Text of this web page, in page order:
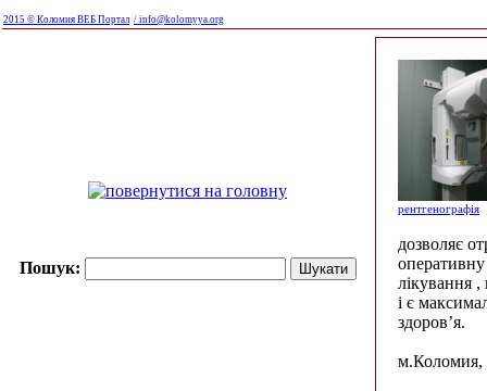
2015 © Коломия ВЕБ Портал / info@kolomyya.org
Пошук:
рентгенографія
дозволяє
лікування ,
і є
здоров’я.
м.Коломия,